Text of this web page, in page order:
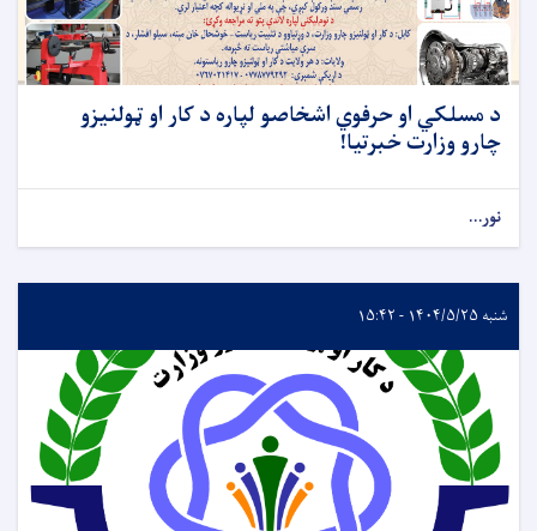
د مسلکي او حرفوي اشخاصو لپاره د کار او ټولنیزو
چارو وزارت خبرتیا!
نور...
شنبه ۱۴۰۴/۵/۲۵ - ۱۵:۴۲